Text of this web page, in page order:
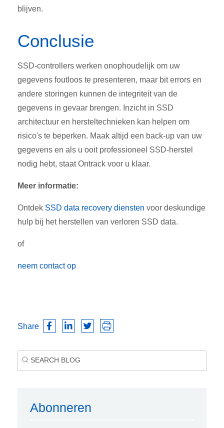
blijven.
Conclusie
SSD-controllers werken onophoudelijk om uw
gegevens foutloos te presenteren, maar bit errors en
andere storingen kunnen de integriteit van de
gegevens in gevaar brengen. Inzicht in SSD
architectuur en hersteltechnieken kan helpen om
risico's te beperken. Maak altijd een back-up van uw
gegevens en als u ooit professioneel SSD-herstel
nodig hebt, staat Ontrack voor u klaar.
Meer informatie:
Ontdek SSD data recovery diensten voor deskundige
hulp bij het herstellen van verloren SSD data.
of
neem contact op
Share
Abonneren